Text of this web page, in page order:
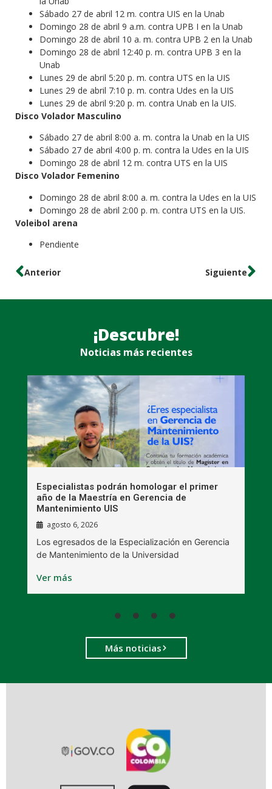
Sábado 27 de abril 12 m. contra UIS en la Unab
Domingo 28 de abril 9 a.m. contra UPB I en la Unab
Domingo 28 de abril 10 a. m. contra UPB 2 en la Unab
Domingo 28 de abril 12:40 p. m. contra UPB 3 en la
Unab
Lunes 29 de abril 5:20 p. m. contra UTS en la UIS
Lunes 29 de abril 7:10 p. m. contra Udes en la UIS
Lunes 29 de abril 9:20 p. m. contra Unab en la UIS.
Disco Volador Masculino
Sábado 27 de abril 8:00 a. m. contra la Unab en la UIS
Sábado 27 de abril 4:00 p. m. contra la Udes en la UIS
Domingo 28 de abril 12 m. contra UTS en la UIS
Disco Volador Femenino
Domingo 28 de abril 8:00 a. m. contra la Udes en la UIS
Domingo 28 de abril 2:00 p. m. contra UTS en la UIS.
Voleibol arena
Pendiente
Anterior Siguiente
¡Descubre!
Noticias más recientes
Especialistas podrán homologar el primer
año de la Maestría en Gerencia de
Mantenimiento UIS
agosto 6, 2026
Los egresados de la Especialización en Gerencia
de Mantenimiento de la Universidad
Ver más
Más noticias